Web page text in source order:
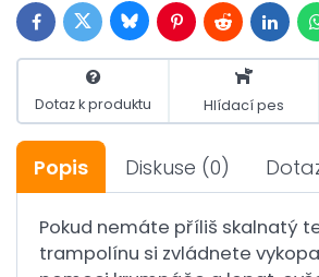
FacebookTwitterBlueskyPinterestReddit
Dotaz k produktu Hlídací pes
Popis Diskuse (0)
Pokud nemáte příliš skalnatý
trampolínu si zvládnete